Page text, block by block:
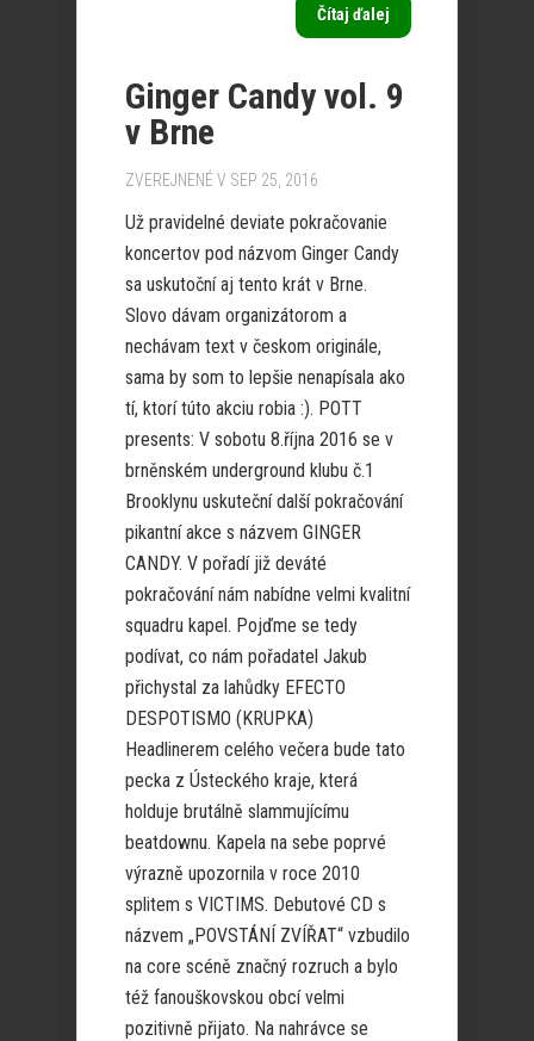
Čítaj ďalej
Ginger Candy vol. 9
v Brne
ZVEREJNENÉ V SEP 25, 2016
Už pravidelné deviate pokračovanie
koncertov pod názvom Ginger Candy
sa uskutoční aj tento krát v Brne.
Slovo dávam organizátorom a
nechávam text v českom originále,
sama by som to lepšie nenapísala ako
tí, ktorí túto akciu robia :). POTT
presents: V sobotu 8.října 2016 se v
brněnském underground klubu č.1
Brooklynu uskuteční další pokračování
pikantní akce s názvem GINGER
CANDY. V pořadí již deváté
pokračování nám nabídne velmi kvalitní
squadru kapel. Pojďme se tedy
podívat, co nám pořadatel Jakub
přichystal za lahůdky EFECTO
DESPOTISMO (KRUPKA)
Headlinerem celého večera bude tato
pecka z Ústeckého kraje, která
holduje brutálně slammujícímu
beatdownu. Kapela na sebe poprvé
výrazně upozornila v roce 2010
splitem s VICTIMS. Debutové CD s
názvem „POVSTÁNÍ ZVÍŘAT“ vzbudilo
na core scéně značný rozruch a bylo
též fanouškovskou obcí velmi
pozitivně přijato. Na nahrávce se